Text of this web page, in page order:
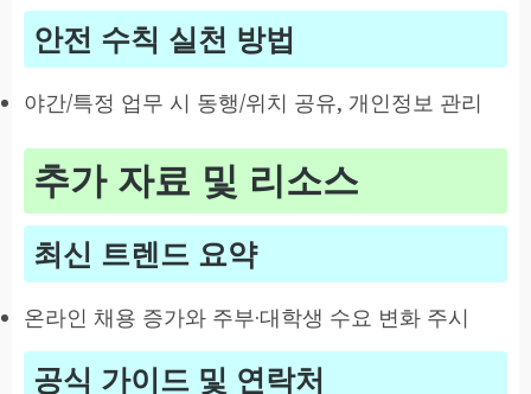
안전 수칙 실천 방법
야간/특정 업무 시 동행/위치 공유, 개인정보 관리
추가 자료 및 리소스
최신 트렌드 요약
온라인 채용 증가와 주부·대학생 수요 변화 주시
공식 가이드 및 연락처